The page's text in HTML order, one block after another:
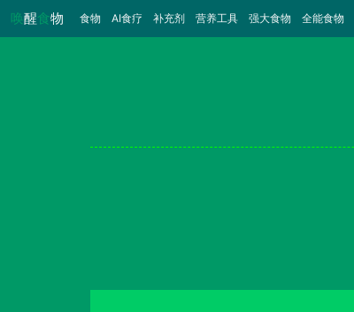
唤醒食物 食物 （当前）
AI食疗 补充剂 营养工具 强大食物 全能食物